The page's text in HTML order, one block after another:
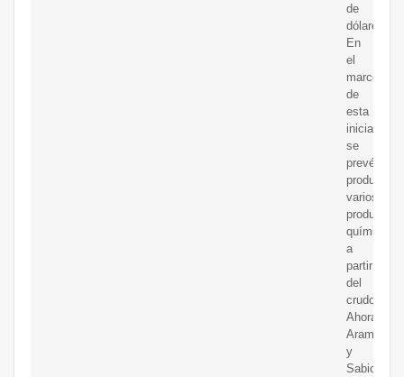
de
dólares.
En
el
marco
de
esta
iniciativa
se
prevé
producir
varios
productos
químicos
a
partir
del
crudo.
Ahora,
Aramco
y
Sabic